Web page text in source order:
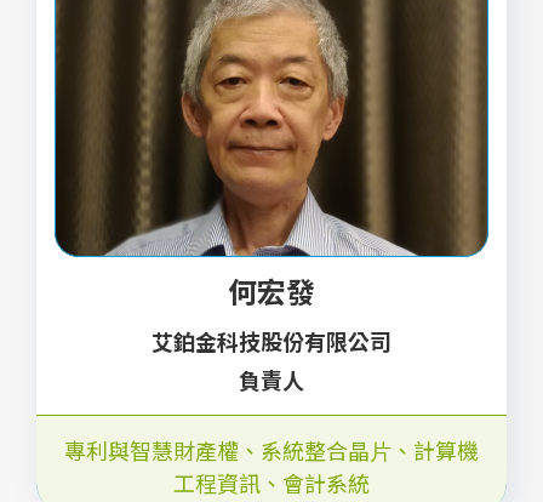
何宏發
艾鉑金科技股份有限公司
負責人
專利與智慧財產權 、 系統整合晶⽚ 、 計算機
⼯程資訊 、 會計系統